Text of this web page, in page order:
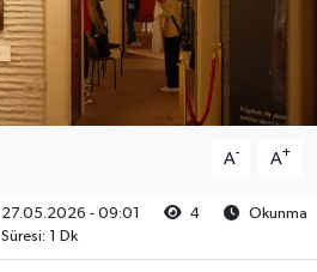
A- A+
27.05.2026 - 09:01 4
Okunma
Süresi: 1 Dk